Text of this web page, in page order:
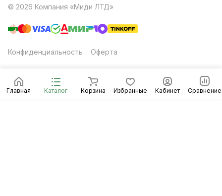
Главная Каталог Корзина Избранные Кабинет Сравнение
© 2026 Компания «Миди ЛТД»
Конфиденциальность Оферта